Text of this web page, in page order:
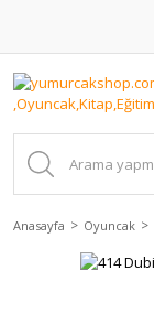
Anasayfa Oyuncak